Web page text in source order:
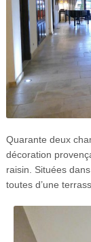
Quarante deux
décoration
raisin. Situées
toutes d’une